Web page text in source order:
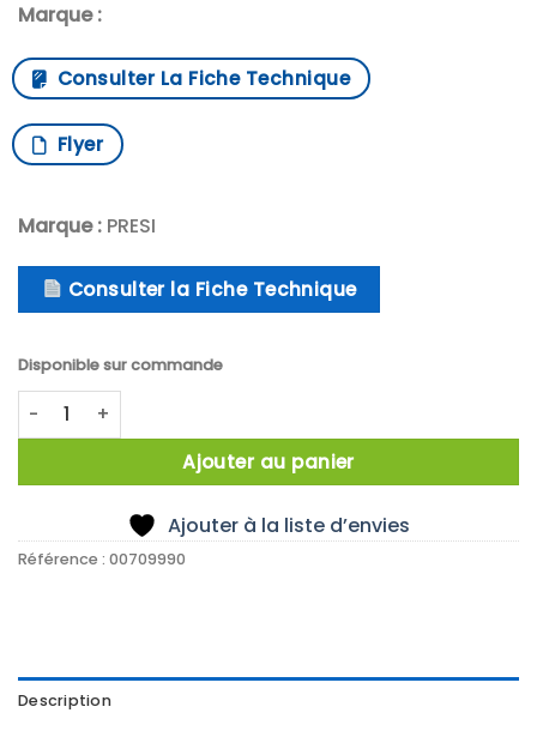
Marque :
Consulter La Fiche Technique
Flyer
Marque : PRESI
Consulter la Fiche Technique
Disponible sur commande
quantité de UNIVERSAL TESTING MACHINE INSPEKT DUO
Ajouter au panier
Ajouter à la liste d’envies
Référence : 00709990
Description